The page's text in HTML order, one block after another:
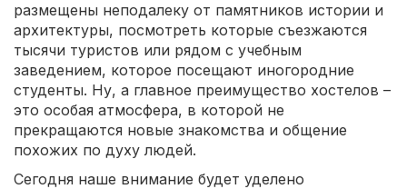
размещены неподалеку от памятников истории и
архитектуры, посмотреть которые съезжаются
тысячи туристов или рядом с учебным
заведением, которое посещают иногородние
студенты. Ну, а главное преимущество хостелов –
это особая атмосфера, в которой не
прекращаются новые знакомства и общение
похожих по духу людей.
Сегодня наше внимание будет уделено